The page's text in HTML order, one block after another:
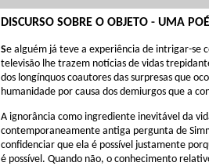
DISCURSO SOBRE O OBJETO - UMA
Se alguém já teve a experiência de intrigar-se
televisão lhe trazem notícias de vidas
dos longínquos coautores das surpresas que
humanidade por causa dos demiurgos que a
A ignorância como ingrediente inevitável da
contemporaneamente antiga pergunta de
confidenciar que ela é possível justamente
é possível. Quando não, o conhecimento